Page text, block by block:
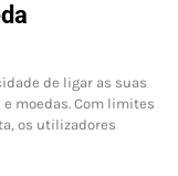
de ligar as suas
moedas. Com limites
os utilizadores